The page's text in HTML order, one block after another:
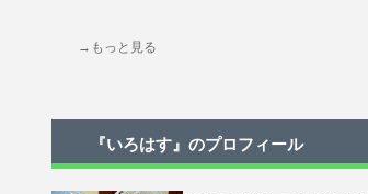
→もっと見る
『いろはす』のプロフィール